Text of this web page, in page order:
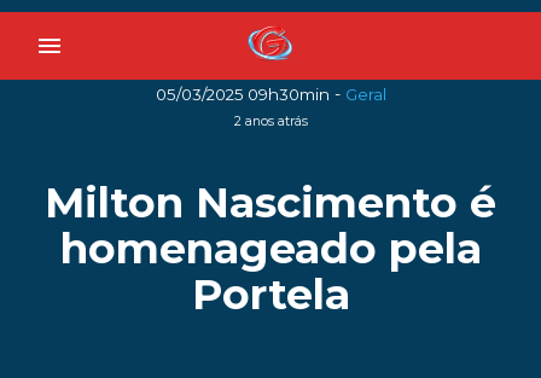
menu
05/03/2025 09h30min - Geral
2 anos atrás
Milton Nascimento é
homenageado pela
Portela